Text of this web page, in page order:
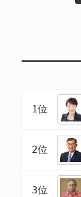
1位
2位
3位